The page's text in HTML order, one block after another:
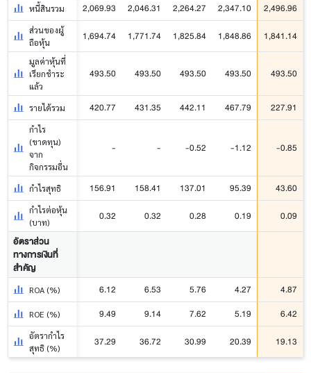
หนี้สินรวม 2,069.93 2,046.31 2,264.27 2,347.10 2,496.96
ส่วนของผู้
ถือหุ้น
1,694.74 1,771.74 1,825.84 1,848.86 1,841.14
มูลค่าหุ้นที่
เรียกชำระ
แล้ว
493.50 493.50 493.50 493.50 493.50
รายได้รวม 420.77 431.35 442.11 467.79 227.91
กำไร
(ขาดทุน)
จาก
กิจกรรมอื่น
- - -0.52 -1.12 -0.85
กำไรสุทธิ 156.91 158.41 137.01 95.39 43.60
กำไรต่อหุ้น
(บาท)
0.32 0.32 0.28 0.19
0.09
อัตราส่วน
ทางการเงินที่
สำคัญ
ROA (%) 6.12 6.53 5.76 4.27 4.87
ROE (%) 9.49 9.14 7.62 5.19 6.42
อัตรากำไร
สุทธิ (%)
37.29 36.72 30.99 20.39 19.13